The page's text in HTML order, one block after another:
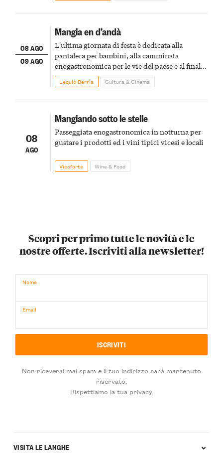
08 AGO
09 AGO
Mangia en d’andà
L'ultima giornata di festa è dedicata alla
pantalera per bambini, alla camminata
enogastronomica per le vie del paese e al finale
pirotecnico
Lequio Berria Cultura & Cinema
08
AGO
Mangiando sotto le stelle
Passeggiata enogastronomica in notturna per
gustare i prodotti ed i vini tipici vicesi e locali
Vicoforte Wine & Food
Scopri per primo tutte le novità e le
nostre offerte. Iscriviti alla newsletter!
Nome
Email
Non riceverai mai spam e il tuo indirizzo sarà mantenuto
riservato.
Rispettiamo la tua privacy.
VISITA LE LANGHE